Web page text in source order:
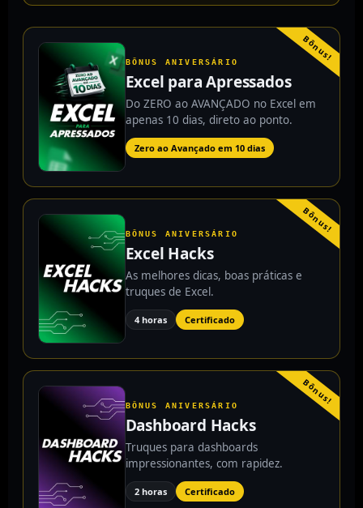
Bônus!
BÔNUS ANIVERSÁRIO
Excel para Apressados
Do ZERO ao AVANÇADO no Excel em
apenas 10 dias, direto ao ponto.
Zero ao Avançado em 10 dias
Bônus!
BÔNUS ANIVERSÁRIO
Excel Hacks
As melhores dicas, boas práticas e
truques de Excel.
4 horas Certificado
Bônus!
BÔNUS ANIVERSÁRIO
Dashboard Hacks
Truques para dashboards
impressionantes, com rapidez.
2 horas Certificado